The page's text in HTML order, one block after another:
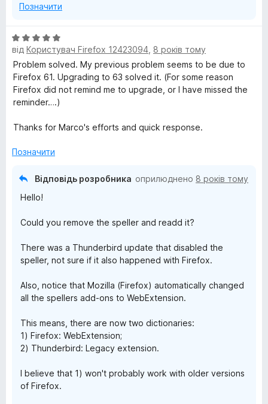
Позначити
О
ц
н
к
а
з
від Користувач Firefox 12423094 8 років тому
Problem solved. My previous problem seems to be due to
Firefox 61. Upgrading to 63 solved it. (For some reason
Firefox did not remind me to upgrade, or I have missed the
reminder….)
Thanks for Marco's efforts and quick response.
Позначити
Відповідь розробника оприлюднено 8 років тому
Hello!
Could you remove the speller and readd it?
There was a Thunderbird update that disabled the
speller, not sure if it also happened with Firefox.
Also, notice that Mozilla (Firefox) automatically changed
all the spellers add-ons to WebExtension.
This means, there are now two dictionaries:
1) Firefox: WebExtension;
2) Thunderbird: Legacy extension.
I believe that 1) won't probably work with older versions
of Firefox.